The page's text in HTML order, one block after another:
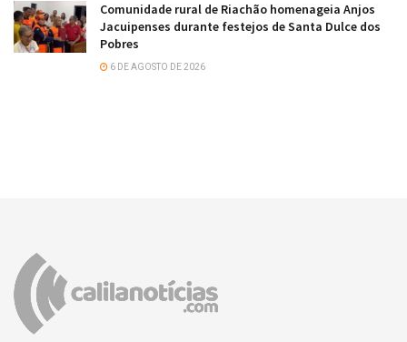
Comunidade rural de Riachão homenageia Anjos
Jacuipenses durante festejos de Santa Dulce dos
Pobres
6 DE AGOSTO DE 2026